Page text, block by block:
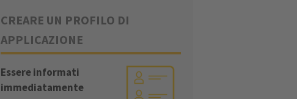
CREARE UN PROFILO DI
APPLICAZIONE
Essere informati
immediatamente